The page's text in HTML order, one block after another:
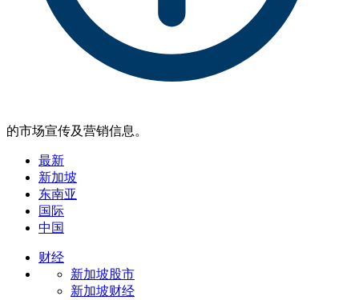
的市场宣传及营销信息。
最新
新加坡
东南亚
国际
中国
财经
新加坡股市
新加坡财经